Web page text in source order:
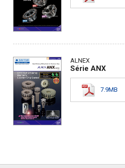
ALNEX
Série ANX
7.9MB